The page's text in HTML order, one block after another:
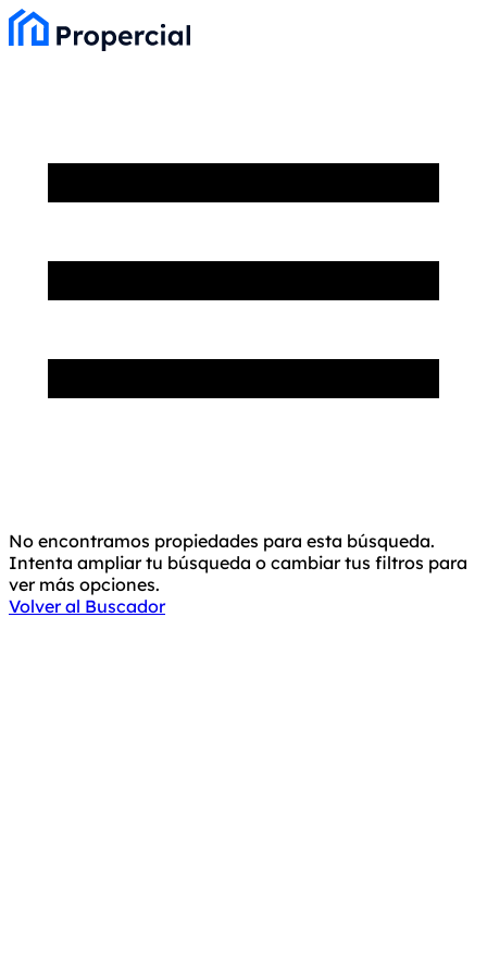
No encontramos propiedades para esta búsqueda.
Intenta ampliar tu búsqueda o cambiar tus filtros para
ver más opciones.
Volver al Buscador